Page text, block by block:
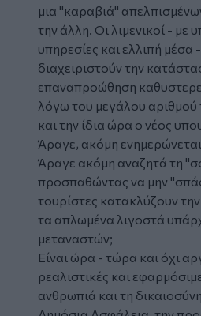
μια "καραβιά"
την άλλη. Οι λιμενικοί - με
υπηρεσίες και ελλιπή μέσα
διαχειριστούν την
επαναπροώθηση
λόγω του μεγάλου
και την ίδια ώρα ο νέος
Άραγε, ακόμη
Άραγε ακόμη αναζητά τη
προσπαθώντας να μην
τουρίστες κατακλύζουν
τα απλωμένα λιγοστά
μεταναστών;
Είναι ώρα - τώρα και όχι
ρεαλιστικές και
ανθρωπιά και τη